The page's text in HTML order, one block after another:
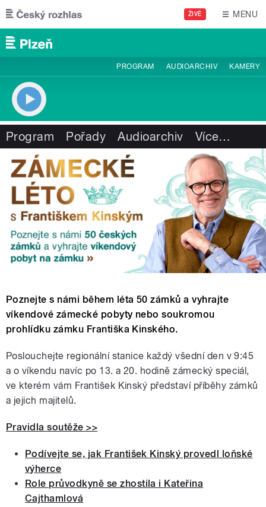
Přejít k hlavnímu obsahu
ŽIVĚ MENU
PROGRAM AUDIOARCHIV KAMERY
Program Pořady Audioarchiv Více…
Poznejte s námi během léta 50 zámků a vyhrajte
víkendové zámecké pobyty nebo soukromou
prohlídku zámku Františka Kinského.
Poslouchejte regionální stanice každý všední den v 9:45
a o víkendu navíc po 13. a 20. hodině zámecký speciál,
ve kterém vám František Kinský představí příběhy zámků
a jejich majitelů.
Pravidla soutěže >>
Podívejte se, jak František Kinský provedl loňské
výherce
Role průvodkyně se zhostila i Kateřina
Cajthamlová